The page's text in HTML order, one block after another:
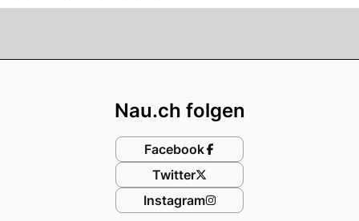
Nau.ch folgen
Facebook
Twitter
Instagram